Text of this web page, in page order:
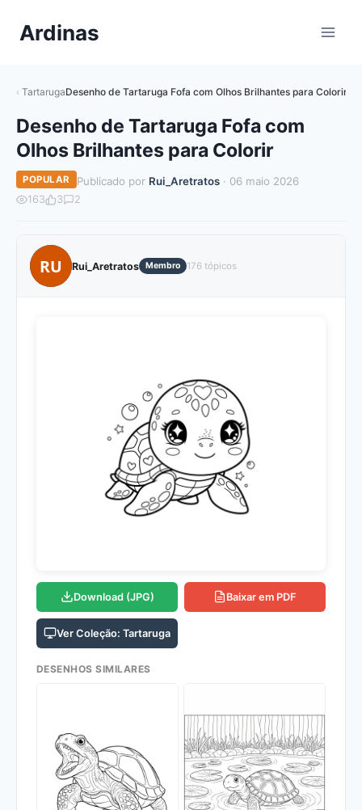
paraArdinas
TartarugaDesenho de Tartaruga Fofa com Olhos Brilhantes para Colorir
Desenho de Tartaruga Fofa com
Olhos Brilhantes para Colorir
POPULAR Publicado por Rui_Aretratos· 06 maio 2026
163 3 2
RU Rui_Aretratos Membro 176 tópicos
Download (JPG) Baixar em PDF
Ver Coleção: Tartaruga
DESENHOS SIMILARES